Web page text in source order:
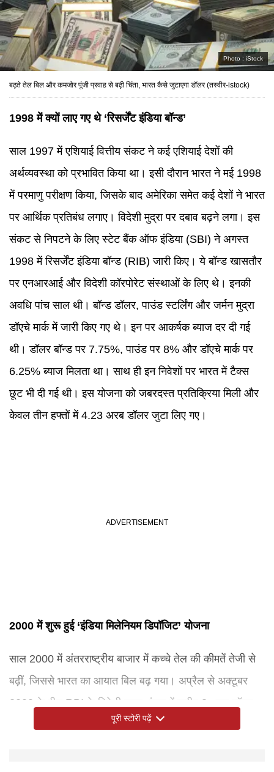
Photo : iStock
बढ़ते तेल बिल और कमजोर पूंजी प्रवाह से बढ़ी चिंता, भारत कैसे जुटाएगा डॉलर (तस्वीर-istock)
1998 में क्यों लाए गए थे ‘रिसर्जेंट इंडिया बॉन्ड’
साल 1997 में एशियाई वित्तीय संकट ने कई एशियाई देशों की
अर्थव्यवस्था को प्रभावित किया था। इसी दौरान भारत ने मई 1998
में परमाणु परीक्षण किया, जिसके बाद अमेरिका समेत कई देशों ने भारत
पर आर्थिक प्रतिबंध लगाए। विदेशी मुद्रा पर दबाव बढ़ने लगा। इस
संकट से निपटने के लिए स्टेट बैंक ऑफ इंडिया (SBI) ने अगस्त
1998 में रिसर्जेंट इंडिया बॉन्ड (RIB) जारी किए। ये बॉन्ड खासतौर
पर एनआरआई और विदेशी कॉरपोरेट संस्थाओं के लिए थे। इनकी
अवधि पांच साल थी। बॉन्ड डॉलर, पाउंड स्टर्लिंग और जर्मन मुद्रा
डॉएचे मार्क में जारी किए गए थे। इन पर आकर्षक ब्याज दर दी गई
थी। डॉलर बॉन्ड पर 7.75%, पाउंड पर 8% और डॉएचे मार्क पर
6.25% ब्याज मिलता था। साथ ही इन निवेशों पर भारत में टैक्स
छूट भी दी गई थी। इस योजना को जबरदस्त प्रतिक्रिया मिली और
केवल तीन हफ्तों में 4.23 अरब डॉलर जुटा लिए गए।
2000 में शुरू हुई ‘इंडिया मिलेनियम डिपॉजिट’ योजना
साल 2000 में अंतरराष्ट्रीय बाजार में कच्चे तेल की कीमतें तेजी से
बढ़ीं, जिससे भारत का आयात बिल बढ़ गया। अप्रैल से अक्टूबर
2000 के बीच RBI के विदेशी मुद्रा भंडार में करीब 3 अरब डॉलर
की कमी आई। इसके बाद SBI ने इंडिया मिलेनियम डिपॉजिट (IMD)
पूरी स्टोरी पढ़ें